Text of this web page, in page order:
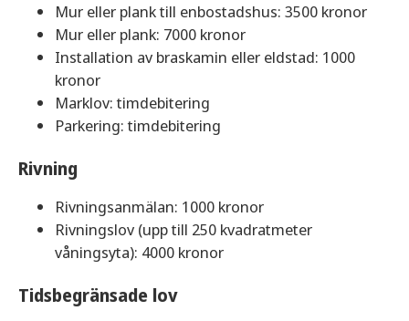
Mur eller plank till enbostadshus: 3500 kronor
Mur eller plank: 7000 kronor
Installation av braskamin eller eldstad: 1000
kronor
Marklov: timdebitering
Parkering: timdebitering
Rivning
Rivningsanmälan: 1000 kronor
Rivningslov (upp till 250 kvadratmeter
våningsyta): 4000 kronor
Tidsbegränsade lov